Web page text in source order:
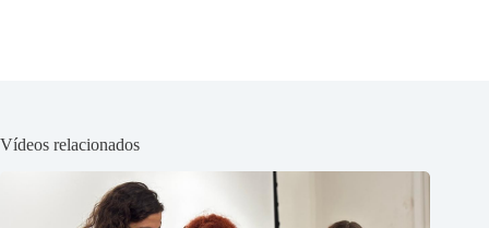
Vídeos relacionados